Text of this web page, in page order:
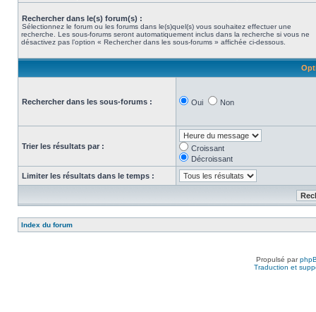
Rechercher dans le(s) forum(s) :
Sélectionnez le forum ou les forums dans le(s)quel(s) vous souhaitez effectuer une
recherche. Les sous-forums seront automatiquement inclus dans la recherche si vous ne
désactivez pas l’option « Rechercher dans les sous-forums » affichée ci-dessous.
Rechercher dans les sous-forums : Oui Non
Trier les résultats par :
Croissant
Décroissant
Limiter les résultats dans le temps :
Index du forum
Propulsé par
Traduction et